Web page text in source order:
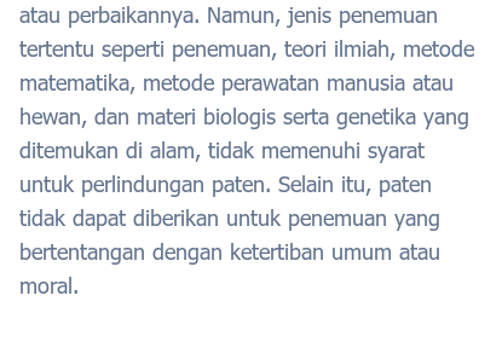
atau perbaikannya. Namun, jenis penemuan
tertentu seperti penemuan, teori ilmiah, metode
matematika, metode perawatan manusia atau
hewan, dan materi biologis serta genetika yang
ditemukan di alam, tidak memenuhi syarat
untuk perlindungan paten. Selain itu, paten
tidak dapat diberikan untuk penemuan yang
bertentangan dengan ketertiban umum atau
moral.